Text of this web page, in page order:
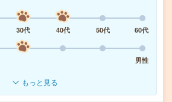
30代 40代 50代
60代
男性
もっと見る